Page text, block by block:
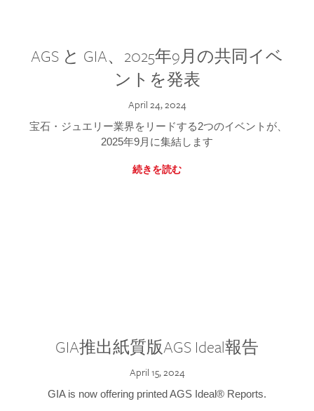
AGS と GIA、2025年9月の共同イベ
ントを発表
April 24, 2024
宝石・ジュエリー業界をリードする2つのイベントが、
2025年9月に集結します
続きを読む
GIA推出紙質版AGS Ideal報告
April 15, 2024
GIA is now offering printed AGS Ideal® Reports.